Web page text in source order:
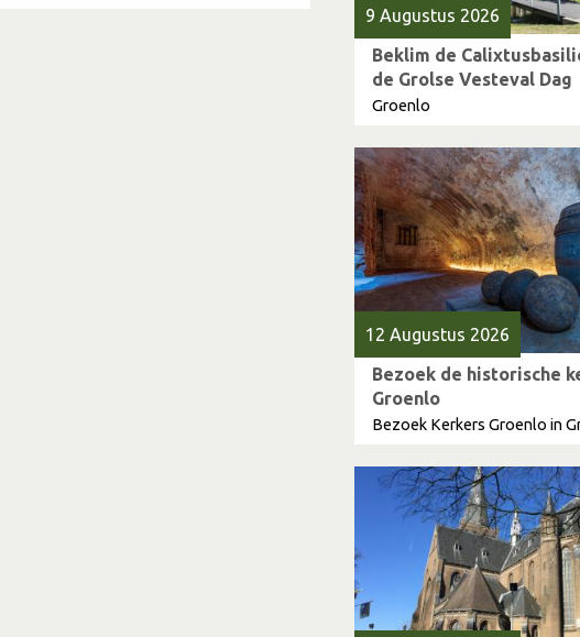
9 Augustus 2026
Beklim de
de Grolse Vesteval Dag
Groenlo
12 Augustus 2026
Bezoek de historische
Groenlo
Bezoek Kerkers Groenlo in